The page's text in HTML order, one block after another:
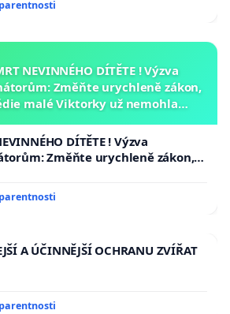
NEVINNÉHO DÍTĚTE ! Výzva
Změňte urychleně zákon,
malé Viktorky už nemohla
DÍTĚTE ! Výzva
Změňte urychleně zákon,
Viktorky už nemohla opakovat!
A ÚČINNĚJŠÍ OCHRANU ZVÍŘAT